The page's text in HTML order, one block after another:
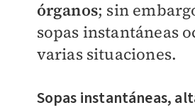
órganos; sin
sopas instantáneas
varias situaciones.
Sopas instantáneas,